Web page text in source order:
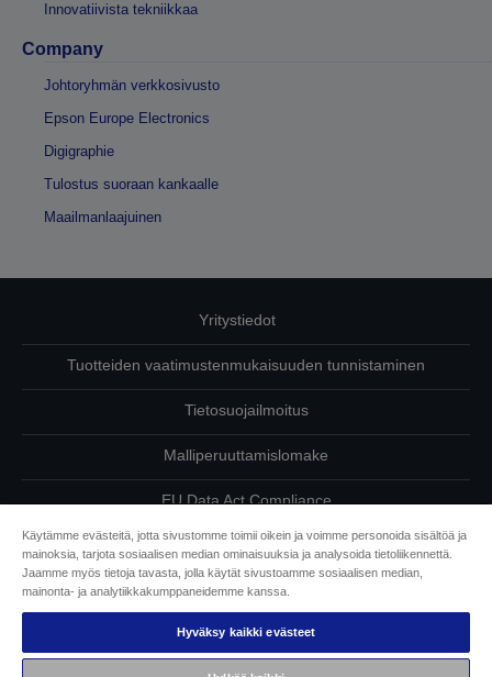
Innovatiivista tekniikkaa
Company
Johtoryhmän verkkosivusto
Epson Europe Electronics
Digigraphie
Tulostus suoraan kankaalle
Maailmanlaajuinen
Yritystiedot
Tuotteiden vaatimustenmukaisuuden tunnistaminen
Tietosuojailmoitus
Malliperuuttamislomake
EU Data Act Compliance
Ota meihin yhteyttä omista tiedoistasi
Tietoa evästeistä
Epson on sitoutunut saavutettavuuteen
Käytämme evästeitä, jotta sivustomme toimii oikein ja voimme personoida sisältöä ja
mainoksia, tarjota sosiaalisen median ominaisuuksia ja analysoida tietoliikennettä.
Jaamme myös tietoja tavasta, jolla käytät sivustoamme sosiaalisen median,
mainonta- ja analytiikkakumppaneidemme kanssa.
Hyväksy kaikki evästeet